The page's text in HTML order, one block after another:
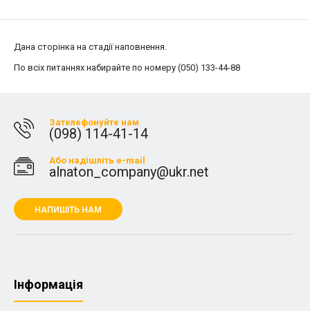
Дана сторінка на стадії наповнення.
По всіх питаннях набирайте по номеру (050) 133-44-88
Зателефонуйте нам
(098) 114-41-14
Або надішліть e-mail
alnaton_company@ukr.net
НАПИШІТЬ НАМ
Iнформація